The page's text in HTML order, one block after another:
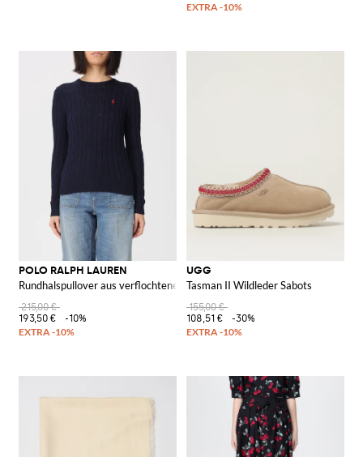
POLO RALPH LAUREN
Rundhalspullover aus verflochtener Baumwolle mit Pony-Logo
215,00 €
193,50 €
-10%
UGG
Tasman II Wildleder Sabots
155,00 €
108,51 €
-30%